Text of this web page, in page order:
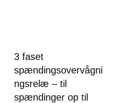
3 faset
spændingsovervågni
ngsrelæ – til
spændinger op til